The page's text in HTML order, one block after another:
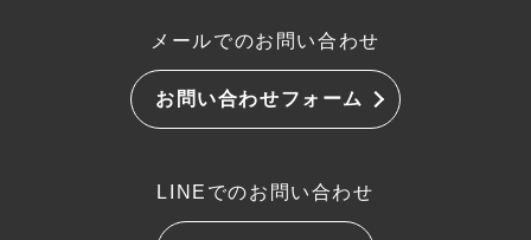
メールでのお問い合わせ
お問い合わせフォーム
LINEでのお問い合わせ